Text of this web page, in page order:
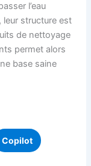
l’eau
leur structure est
de nettoyage
permet alors
base saine
Copilot